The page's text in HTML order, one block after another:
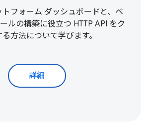
トフォーム ダッシュボードと、ベ
ルの構築に役立つ HTTP API をク
方法について学びます。
詳細